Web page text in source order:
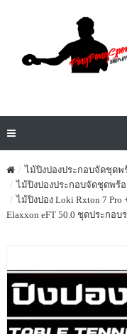
ไม้ปิงปองประกอบจัดชุดพ
ไม้ปิงปองประกอบจัดชุดพร้อ
ไม้ปิงปอง Loki Rxton 7 Pro
Elaxxon eFT 50.0 ชุดประกอบ